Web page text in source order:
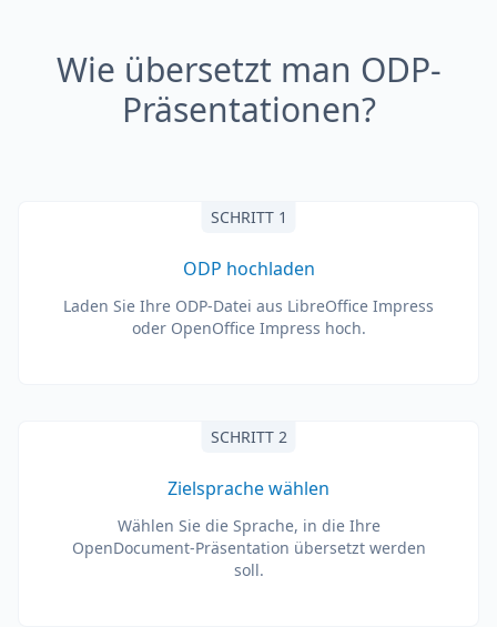
Wie übersetzt man ODP-
Präsentationen?
SCHRITT 1
ODP hochladen
Laden Sie Ihre ODP-Datei aus LibreOffice Impress
oder OpenOffice Impress hoch.
SCHRITT 2
Zielsprache wählen
Wählen Sie die Sprache, in die Ihre
OpenDocument-Präsentation übersetzt werden
soll.